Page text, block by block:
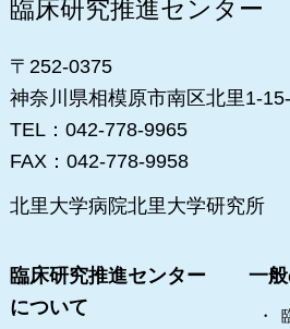
臨床研究推進センター
〒252-0375
神奈川県相模原市南区北里1-
TEL：042-778-9965
FAX：042-778-9958
北里大学病院北里大学研究所
臨床研究推進センター
について
一